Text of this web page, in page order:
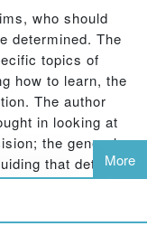
who should
determined. The
topics of
how to learn, the
The author
in looking at
the general
that detailed
on the guiding
which
More